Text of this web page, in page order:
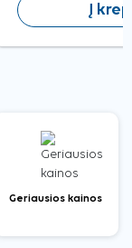
Į
Geriausios kainos